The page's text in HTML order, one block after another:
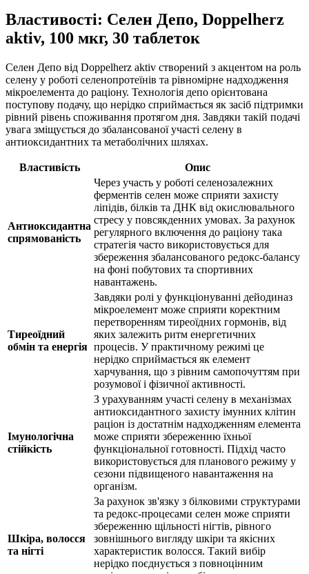
Властивості: Селен Депо, Doppelherz
aktiv, 100 мкг, 30 таблеток
Селен Депо від Doppelherz aktiv створений з акцентом на роль
селену у роботі селенопротеїнів та рівномірне надходження
мікроелемента до раціону. Технологія депо орієнтована
поступову подачу, що нерідко сприймається як засіб підтримки
рівний рівень споживання протягом дня. Завдяки такій подачі
увага зміщується до збалансованої участі селену в
антиоксидантних та метаболічних шляхах.
Властивість Опис
Антиоксидантна
спрямованість
Через участь у роботі селенозалежних
ферментів селен може сприяти захисту
ліпідів, білків та ДНК від окислювального
стресу у повсякденних умовах. За рахунок
регулярного включення до раціону така
стратегія часто використовується для
збереження збалансованого редокс-балансу
на фоні побутових та спортивних
навантажень.
Тиреоїдний
обмін та енергія
Завдяки ролі у функціонуванні дейодиназ
мікроелемент може сприяти коректним
перетворенням тиреоїдних гормонів, від
яких залежить ритм енергетичних
процесів. У практичному режимі це
нерідко сприймається як елемент
харчування, що з рівним самопочуттям при
розумової і фізичної активності.
Імунологічна
стійкість
З урахуванням участі селену в механізмах
антиоксидантного захисту імунних клітин
раціон із достатнім надходженням елемента
може сприяти збереженню їхньої
функціональної готовності. Підхід часто
використовується для планового режиму у
сезони підвищеного навантаження на
організм.
Шкіра, волосся
та нігті
За рахунок зв'язку з білковими структурами
та редокс-процесами селен може сприяти
збереженню щільності нігтів, рівного
зовнішнього вигляду шкіри та якісних
характеристик волосся. Такий вибір
нерідко поєднується з повноцінним